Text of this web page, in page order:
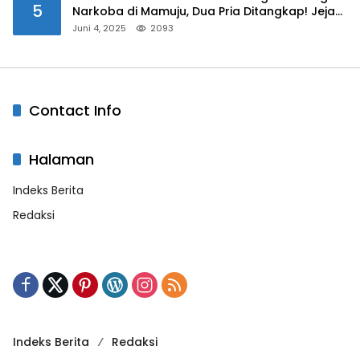
5
Narkoba di Mamuju, Dua Pria Ditangkap! Jejak
Juni 4, 2025 2093
Contact Info
Halaman
Indeks Berita
Redaksi
Indeks Berita Redaksi